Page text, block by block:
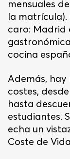
mensuales
la
caro: Madrid
cocina
Además,
costes,
hasta
estudiantes.
echa un
Coste de